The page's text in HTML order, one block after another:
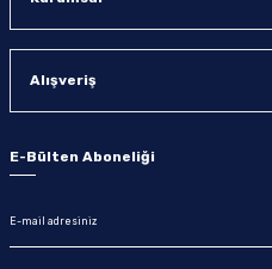
Alışveriş
E-Bülten Aboneliği